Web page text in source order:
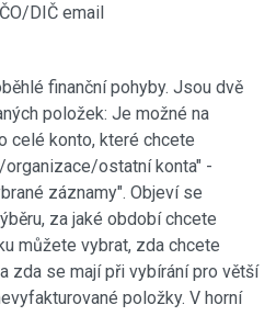
DIČ email
finanční pohyby. Jsou dvě
položek: Je možné na
celé konto, které chcete
ostatní konta" -
záznamy". Objeví se
za jaké období chcete
můžete vybrat, zda chcete
zda se mají při vybírání pro větší
položky. V horní